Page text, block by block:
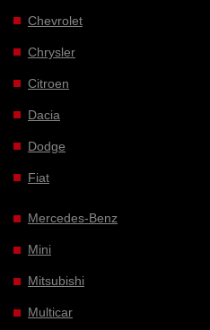
Chevrolet
Chrysler
Citroen
Dacia
Dodge
Fiat
Mercedes-Benz
Mini
Mitsubishi
Multicar